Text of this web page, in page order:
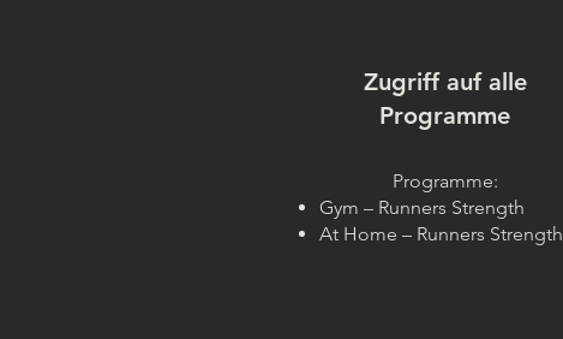
Zugriff auf alle
Programme
Programme:
Gym – Runners Strength
At Home – Runners Strength